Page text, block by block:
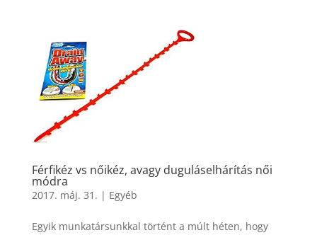
Férfikéz vs nőikéz, avagy duguláselhárítás női
módra
2017. máj. 31. | Egyéb
Egyik munkatársunkkal történt a múlt héten, hogy